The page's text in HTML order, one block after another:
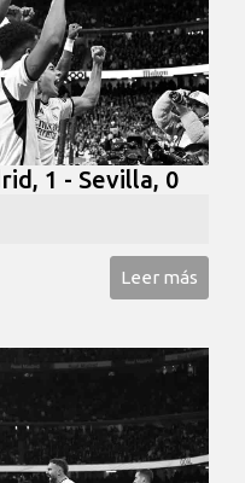
1 - Sevilla, 0
Leer más